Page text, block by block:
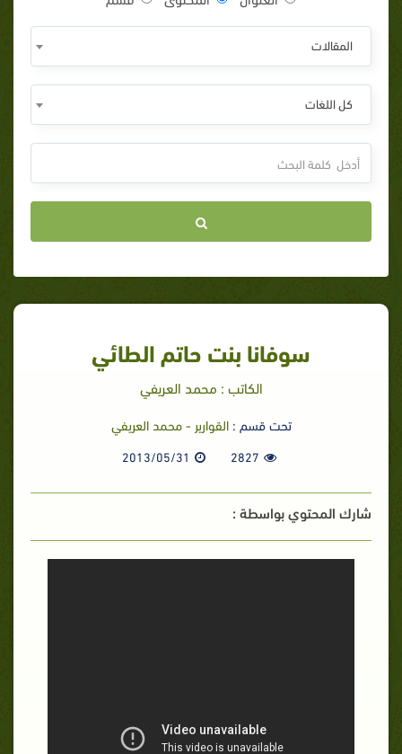
المقالات
كل اللغات
سوفانا بنت حاتم الطائي
الكاتب : محمد العريفي
تحت قسم :القوارير - محمد العريفي
2827
2013/05/31
شارك المحتوي بواسطة :